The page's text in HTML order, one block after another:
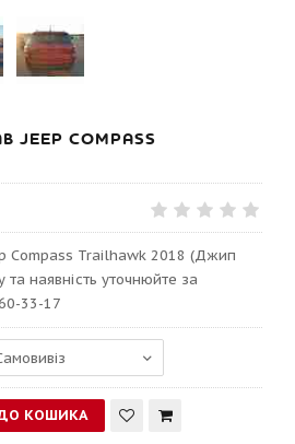
JEEP COMPASS
Compass Trailhawk 2018 (Джип
наявність уточнюйте за
33-17